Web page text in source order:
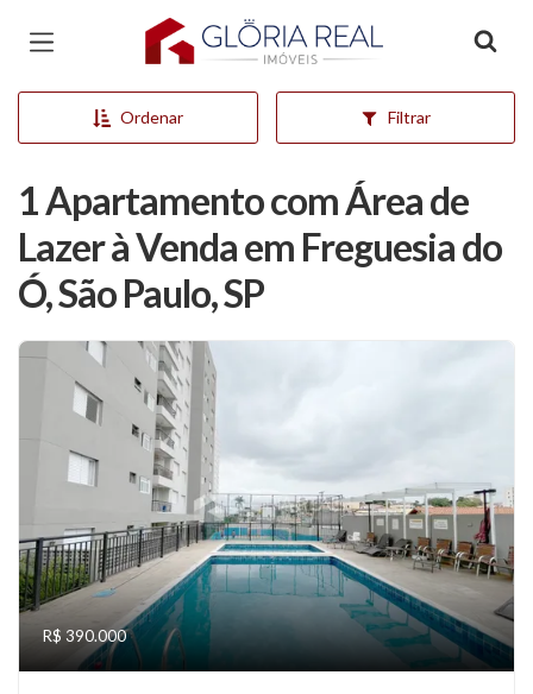
Página inicial
Ordenar Filtrar
1 Apartamento com Área de
Lazer à Venda em Freguesia do
Ó, São Paulo, SP
R$ 390.000